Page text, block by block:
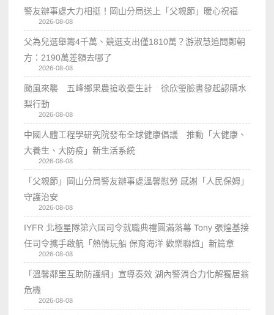
警友辦事處大力相挺！岡山分局送上「父親節」暖心祝福
2026-08-08
父為兒選舉籌4千萬、競選支出僅1810萬？游淑慧追問鄭朝
方：2190萬差額去哪了
2026-08-08
颱風來襲 五峰鄉果農搶收憂生計 徐欣瑩臉書發起認購水
梨行動
2026-08-08
中國人體工程學研究院發布全球健康倡議 推動「大健康、
大養生、大防疫」新生活系統
2026-08-08
「父親節」岡山分局警友辦事處溫馨慰勞 感謝「人民保姆」
守護治安
2026-08-08
IYFR 北極星隊第六屆司令就職典禮圓滿落幕 Tony 張煌基接
任司令攜手啟航「熱情玩船 保育海洋 歡樂聯誼」新篇章
2026-08-08
「溫馨鄰里互助防護網」宣導奏效 湖內警消合力化解獨居翁
危機
2026-08-08